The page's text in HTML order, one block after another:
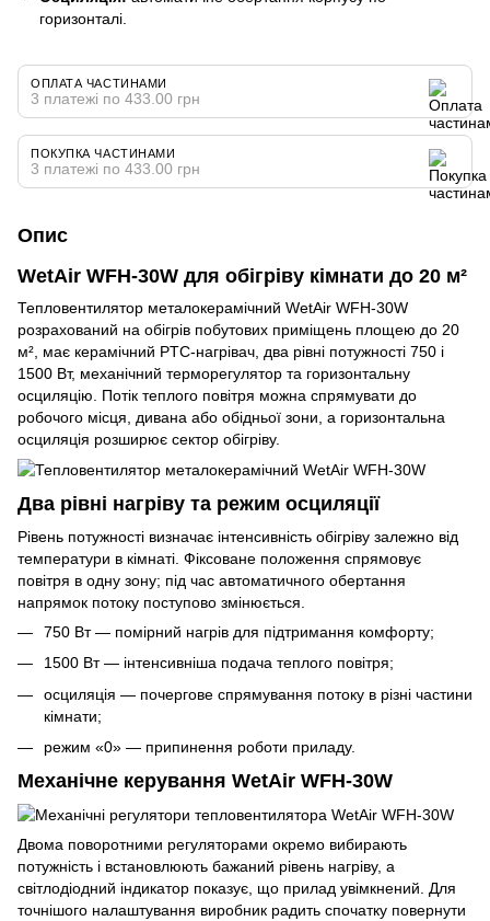
горизонталі.
ОПЛАТА ЧАСТИНАМИ
3 платежі по 433.00 грн
ПОКУПКА ЧАСТИНАМИ
3 платежі по 433.00 грн
Опис
WetAir WFH-30W для обігріву кімнати до 20 м²
Тепловентилятор металокерамічний WetAir WFH-30W
розрахований на обігрів побутових приміщень площею до 20
м², має керамічний PTC-нагрівач, два рівні потужності 750 і
1500 Вт, механічний терморегулятор та горизонтальну
осциляцію. Потік теплого повітря можна спрямувати до
робочого місця, дивана або обідньої зони, а горизонтальна
осциляція розширює сектор обігріву.
Два рівні нагріву та режим осциляції
Рівень потужності визначає інтенсивність обігріву залежно від
температури в кімнаті. Фіксоване положення спрямовує
повітря в одну зону; під час автоматичного обертання
напрямок потоку поступово змінюється.
750 Вт — помірний нагрів для підтримання комфорту;
1500 Вт — інтенсивніша подача теплого повітря;
осциляція — почергове спрямування потоку в різні частини
кімнати;
режим «0» — припинення роботи приладу.
Механічне керування WetAir WFH-30W
Двома поворотними регуляторами окремо вибирають
потужність і встановлюють бажаний рівень нагріву, а
світлодіодний індикатор показує, що прилад увімкнений. Для
точнішого налаштування виробник радить спочатку повернути